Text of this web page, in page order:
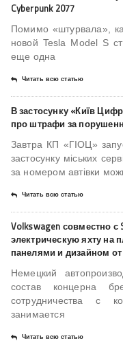
Cyberpunk 2077
Помимо «штурвала»,
новой Tesla Model S
еще одна
Читать всю статью
В застосунку «Київ
про штрафи за
Завтра КП «ГІОЦ»
застосунку міських
за номером автівки
Читать всю статью
Volkswagen совместно с
электрическую яхту на
панелями и дизайном от
Немецкий
состав концерна
сотрудничества с
занимается
Читать всю статью